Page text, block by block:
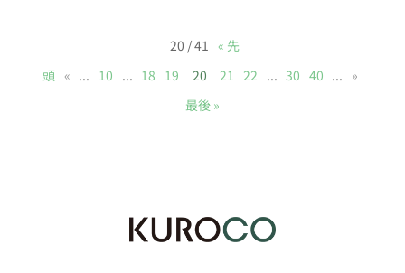
20 / 41
« 先
頭 « ... 10 ... 18 19 20 21 22 ... 30 40 ... »
最後 »